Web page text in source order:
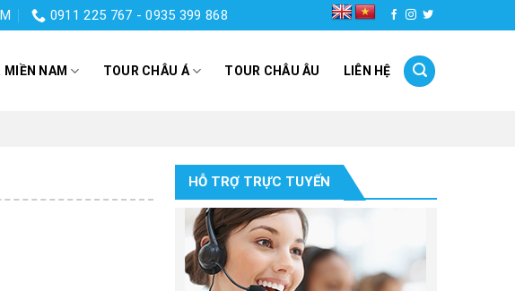
0911 225 767 - 0935 399 868
MIỀN NAM TOUR CHÂU Á TOUR CHÂU ÂU LIÊN HỆ
HỖ TRỢ TRỰC TUYẾN